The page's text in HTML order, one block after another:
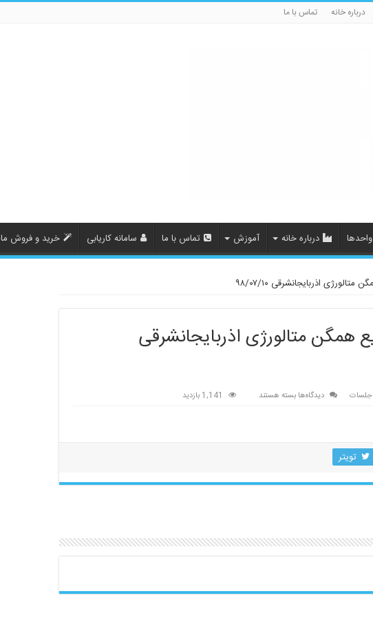
درباره خانه تماس با ما
درباره خانه آموزش تماس با ما سامانه کاریابی خرید و فروش
اذربایجانشرقی ۹۸/۰۷/۱۰
همگن متالورژی اذربایجانشرقی
جلسات دیدگاه‌ها برای
اذربایجانشرقی
بسته هستند 1,141 بازدید
تویتر